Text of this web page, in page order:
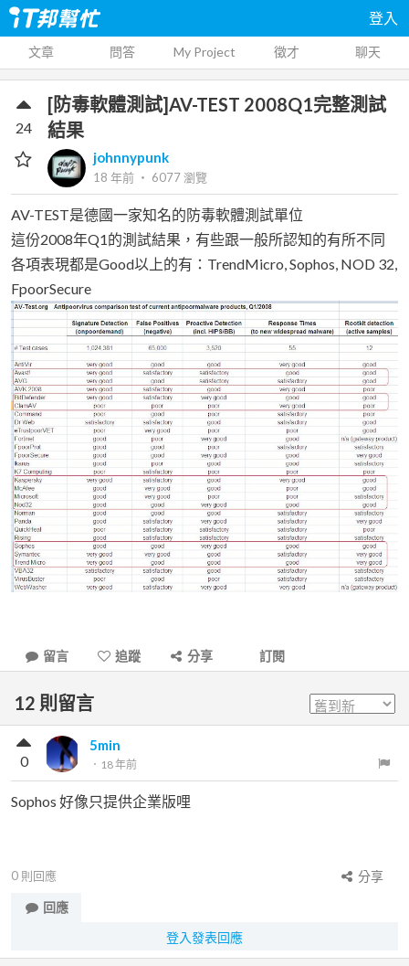
登入
文章 問答 My Project 徵才 聊天
[防毒軟體測試]AV-TEST 2008Q1完整測試
結果
johnnypunk
18 年前 ‧ 6077瀏覽
24
AV-TEST是德國一家知名的防毒軟體測試單位
這份2008年Q1的測試結果，有些跟一般所認知的有所不同
各項表現都是Good以上的有：TrendMicro, Sophos, NOD 32,
FpoorSecure
留言 追蹤 分享 訂閱
12 則留言
5min
． 18 年前
0
Sophos 好像只提供企業版哩
0 則回應
分享
回應
登入發表回應